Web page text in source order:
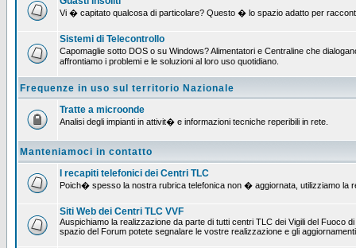
Vi � capitato qualcosa di particolare? Questo � lo spazio adatto per
Sistemi di Telecontrollo
Capomaglie sotto DOS o su Windows? Alimentatori e Centraline che
affrontiamo i problemi e le soluzioni al loro uso quotidiano.
Frequenze in uso sul territorio Nazionale
Tratte a microonde
Analisi degli impianti in attivit� e informazioni tecniche reperibili in rete.
Manteniamoci in contatto
I recapiti telefonici dei Centri TLC
Poich� spesso la nostra rubrica telefonica non � aggiornata, utilizziamo la
Siti Web dei Centri TLC VVF
Auspichiamo la realizzazione da parte di tutti centri TLC dei Vigili del Fuoco
spazio del Forum potete segnalare le vostre realizzazione e gli